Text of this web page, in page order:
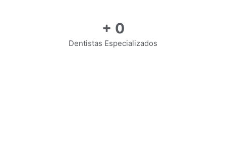
+ 0
Dentistas Especializados